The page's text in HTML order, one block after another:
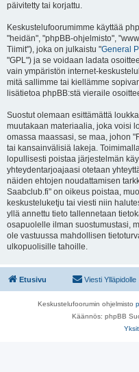
päivitetty tai korjattu.
Keskustelufoorumimme käyttää
"heidän", "phpBB-ohjelmisto",
Tiimit"), joka on julkaistu "General
"GPL") ja se voidaan ladata
vain ympäristön internet-
mitä sallimme tai kiellämme
lisätietoa phpBB:stä vieraile
Suostut olemaan esittämättä
muutakaan materiaalia, joka voisi
omassa maassasi, se maa, johon
tai kansainvälisiä lakeja.
lopullisesti poistaa järjestelmän
yhteydentarjoajaasi otetaan
näiden ehtojen noudattamisen
Saabclub.fi" on oikeus poistaa,
keskusteluketju tai viesti niin
yllä annettu tieto tallennetaan
osapuolelle ilman suostumustasi,
ole vastuussa mahdollisen
ulkopuolisille tahoille.
Etusivu Viesti Ylläpidolle
Keskustelufoorumin ohjelmisto
Käännös: phpBB